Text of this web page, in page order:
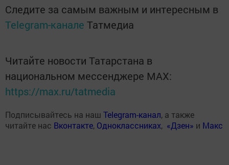
Следите за самым важным и интересным в
Telegram-канале Татмедиа
Читайте новости Татарстана в
национальном мессенджере MАХ:
https://max.ru/tatmedia
Подписывайтесь на наш Telegram-канал, а также
читайте нас Вконтакте, Одноклассниках, «Дзен» и Макс